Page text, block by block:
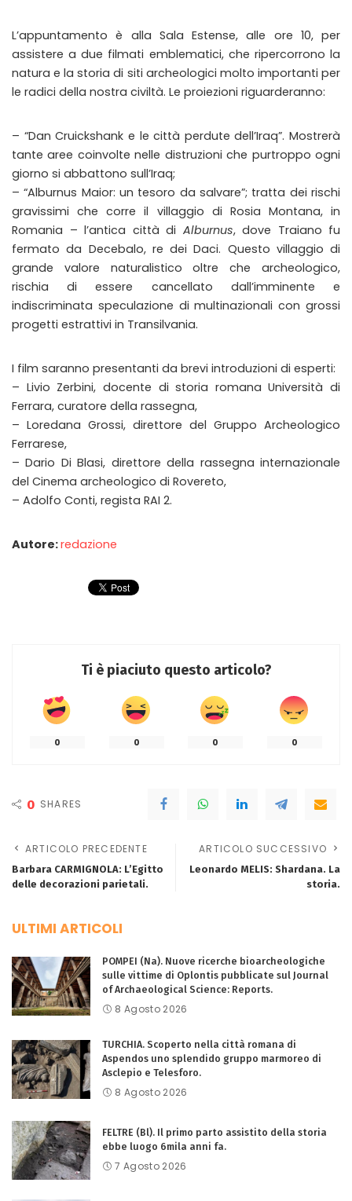
L’appuntamento è alla Sala Estense, alle ore 10, per
assistere a due filmati emblematici, che ripercorrono la
natura e la storia di siti archeologici molto importanti per
le radici della nostra civiltà. Le proiezioni riguarderanno:
– “Dan Cruickshank e le città perdute dell’Iraq”. Mostrerà
tante aree coinvolte nelle distruzioni che purtroppo ogni
giorno si abbattono sull’Iraq;
– “Alburnus Maior: un tesoro da salvare”; tratta dei rischi
gravissimi che corre il villaggio di Rosia Montana, in
Romania – l’antica città di Alburnus, dove Traiano fu
fermato da Decebalo, re dei Daci. Questo villaggio di
grande valore naturalistico oltre che archeologico,
rischia di essere cancellato dall’imminente e
indiscriminata speculazione di multinazionali con grossi
progetti estrattivi in Transilvania.
I film saranno presentanti da brevi introduzioni di esperti:
– Livio Zerbini, docente di storia romana Università di
Ferrara, curatore della rassegna,
– Loredana Grossi, direttore del Gruppo Archeologico
Ferrarese,
– Dario Di Blasi, direttore della rassegna internazionale
del Cinema archeologico di Rovereto,
– Adolfo Conti, regista RAI 2.
Autore:redazione
Ti è piaciuto questo articolo?
0 0 0 0
0 SHARES
ARTICOLO PRECEDENTE
Barbara CARMIGNOLA: L’Egitto
delle decorazioni parietali.
ARTICOLO SUCCESSIVO
Leonardo MELIS: Shardana. La
storia.
ULTIMI ARTICOLI
POMPEI (Na). Nuove ricerche bioarcheologiche
sulle vittime di Oplontis pubblicate sul Journal
of Archaeological Science: Reports.
8 Agosto 2026
TURCHIA. Scoperto nella città romana di
Aspendos uno splendido gruppo marmoreo di
Asclepio e Telesforo.
8 Agosto 2026
FELTRE (Bl). Il primo parto assistito della storia
ebbe luogo 6mila anni fa.
7 Agosto 2026